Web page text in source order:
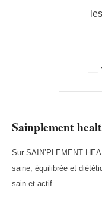
—
Sainplement
Sur SAIN’PLEMENT
saine, équilibrée et
sain et actif.